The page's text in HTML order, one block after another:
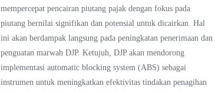
mempercepat pencairan piutang pajak dengan fokus pada
piutang bernilai signifikan dan potensial untuk dicairkan. Hal
ini akan berdampak langsung pada peningkatan penerimaan dan
penguatan marwah DJP. Ketujuh, DJP akan mendorong
implementasi automatic blocking system (ABS) sebagai
instrumen untuk meningkatkan efektivitas tindakan penagihan